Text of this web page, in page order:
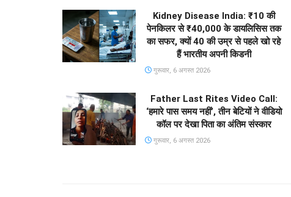
Kidney Disease India: ₹10 की
पेनकिलर से ₹40,000 के डायलिसिस तक
का सफर, क्यों 40 की उम्र से पहले खो रहे
हैं भारतीय अपनी किडनी
गुरूवार, 6 अगस्त 2026
Father Last Rites Video Call:
‘हमारे पास समय नहीं’, तीन बेटियों ने वीडियो
कॉल पर देखा पिता का अंतिम संस्कार
गुरूवार, 6 अगस्त 2026